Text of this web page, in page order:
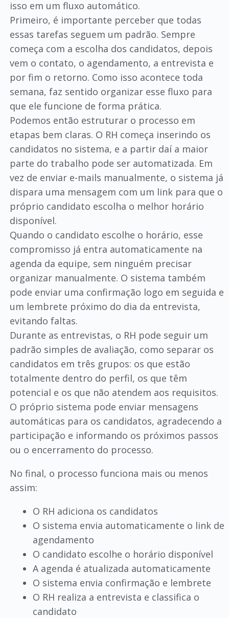
isso em um fluxo automático.
Primeiro, é importante perceber que todas
essas tarefas seguem um padrão. Sempre
começa com a escolha dos candidatos, depois
vem o contato, o agendamento, a entrevista e
por fim o retorno. Como isso acontece toda
semana, faz sentido organizar esse fluxo para
que ele funcione de forma prática.
Podemos então estruturar o processo em
etapas bem claras. O RH começa inserindo os
candidatos no sistema, e a partir daí a maior
parte do trabalho pode ser automatizada. Em
vez de enviar e-mails manualmente, o sistema já
dispara uma mensagem com um link para que o
próprio candidato escolha o melhor horário
disponível.
Quando o candidato escolhe o horário, esse
compromisso já entra automaticamente na
agenda da equipe, sem ninguém precisar
organizar manualmente. O sistema também
pode enviar uma confirmação logo em seguida e
um lembrete próximo do dia da entrevista,
evitando faltas.
Durante as entrevistas, o RH pode seguir um
padrão simples de avaliação, como separar os
candidatos em três grupos: os que estão
totalmente dentro do perfil, os que têm
potencial e os que não atendem aos requisitos.
O próprio sistema pode enviar mensagens
automáticas para os candidatos, agradecendo a
participação e informando os próximos passos
ou o encerramento do processo.
No final, o processo funciona mais ou menos
assim:
O RH adiciona os candidatos
O sistema envia automaticamente o link de
agendamento
O candidato escolhe o horário disponível
A agenda é atualizada automaticamente
O sistema envia confirmação e lembrete
O RH realiza a entrevista e classifica o
candidato